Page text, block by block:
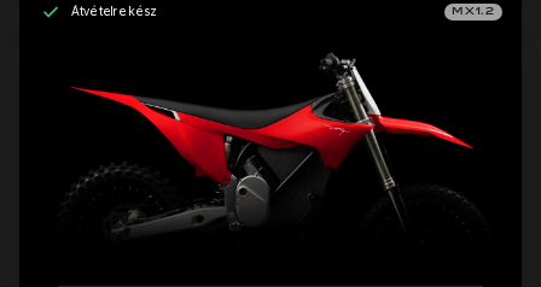
Átvételre kész MX1.2